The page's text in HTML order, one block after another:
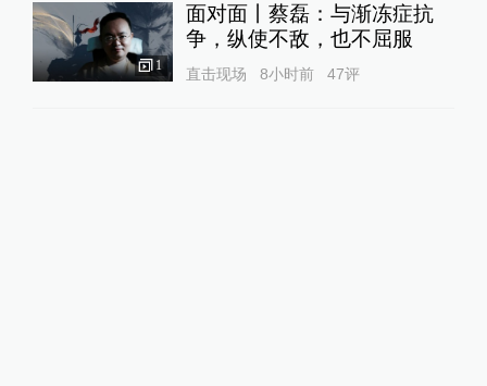
1
面对面丨蔡磊：与渐冻症抗
争，纵使不敌，也不屈服
直击现场 8小时前 47评